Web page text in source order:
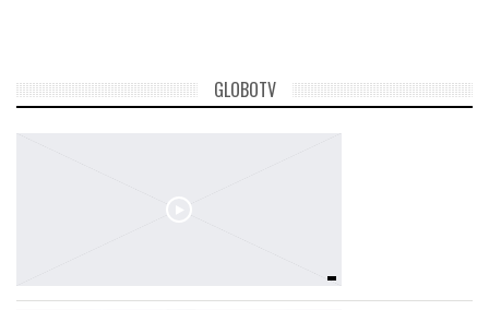
GLOBOTV